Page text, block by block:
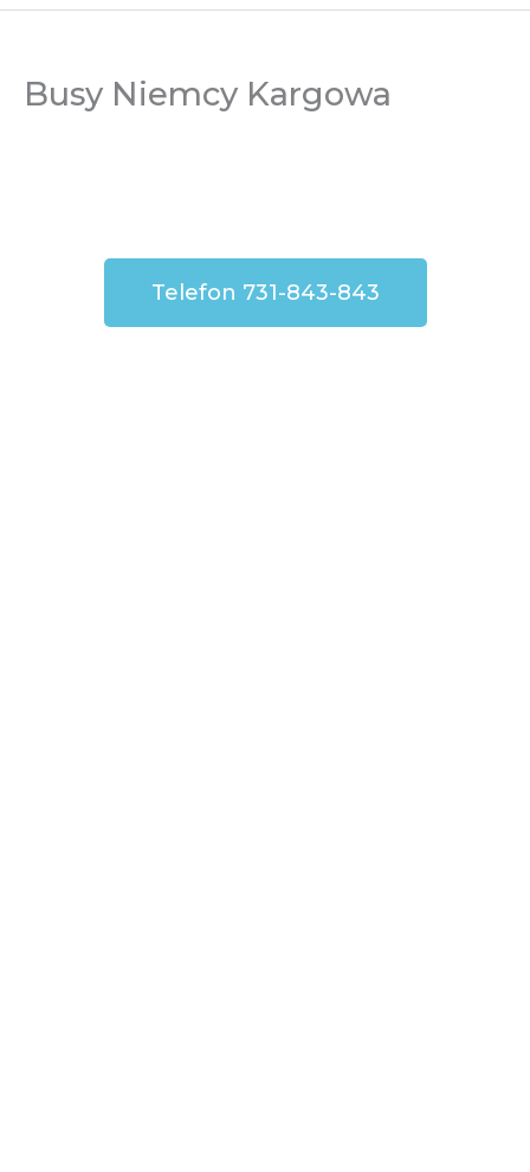
Busy Niemcy Kargowa
Telefon 731-843-843